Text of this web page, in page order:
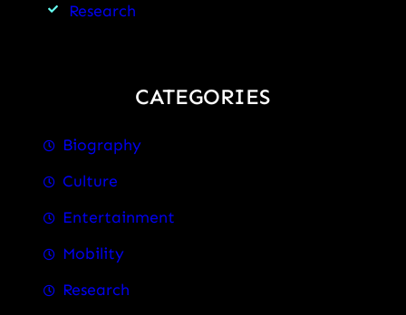
Research
CATEGORIES
Biography
Culture
Entertainment
Mobility
Research